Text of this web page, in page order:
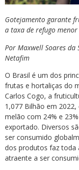
Gotejamento garante
a taxa de refugo menor
Por Maxwell Soares da
Netafim
O Brasil é um dos
frutas e hortaliças do
Carlos Cogo, a
1,077 Bilhão em
melão com 24% e
exportado. Diversos
ser consumido
dos produtos faz toda
atraente a ser